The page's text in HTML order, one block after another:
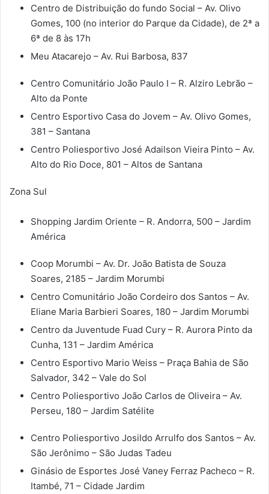
Centro de Distribuição do fundo Social – Av. Olivo
Gomes, 100 (no interior do Parque da Cidade), de 2ª a
6ª de 8 às 17h
Meu Atacarejo – Av. Rui Barbosa, 837
Centro Comunitário João Paulo I – R. Alziro Lebrão –
Alto da Ponte
Centro Esportivo Casa do Jovem – Av. Olivo Gomes,
381 – Santana
Centro Poliesportivo José Adailson Vieira Pinto – Av.
Alto do Rio Doce, 801 – Altos de Santana
Zona Sul
Shopping Jardim Oriente – R. Andorra, 500 – Jardim
América
Coop Morumbi – Av. Dr. João Batista de Souza
Soares, 2185 – Jardim Morumbi
Centro Comunitário João Cordeiro dos Santos – Av.
Eliane Maria Barbieri Soares, 180 – Jardim Morumbi
Centro da Juventude Fuad Cury – R. Aurora Pinto da
Cunha, 131 – Jardim América
Centro Esportivo Mario Weiss – Praça Bahia de São
Salvador, 342 – Vale do Sol
Centro Poliesportivo João Carlos de Oliveira – Av.
Perseu, 180 – Jardim Satélite
Centro Poliesportivo Josildo Arrulfo dos Santos – Av.
São Jerônimo – São Judas Tadeu
Ginásio de Esportes José Vaney Ferraz Pacheco – R.
Itambé, 71 – Cidade Jardim